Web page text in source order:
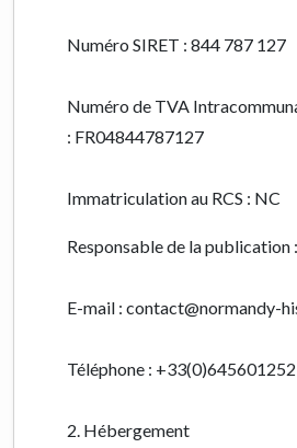
Numéro SIRET : 844 787 127
Numéro de TVA
: FR04844787127
Immatriculation au RCS : NC
Responsable de la publication
E-mail : contact@normandy-
Téléphone : +33(0)645601252
2. Hébergement